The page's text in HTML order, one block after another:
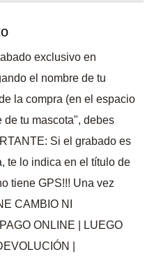
exclusivo en
el nombre de tu
la compra (en el espacio
tu mascota", debes
Si el grabado es
te lo indica en el título de
tiene GPS!!! Una vez
CAMBIO NI
ONLINE | LUEGO
|